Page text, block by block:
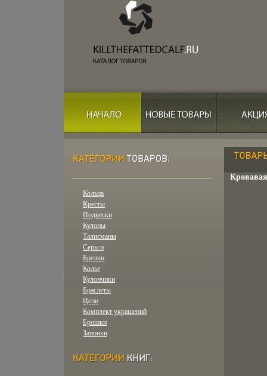
Кольца
Кресты
Подвески
Кулоны
Талисманы
Серьги
Брелки
Колье
Кулончики
Браслеты
Цепи
Комплект украшений
Брошки
Запонки